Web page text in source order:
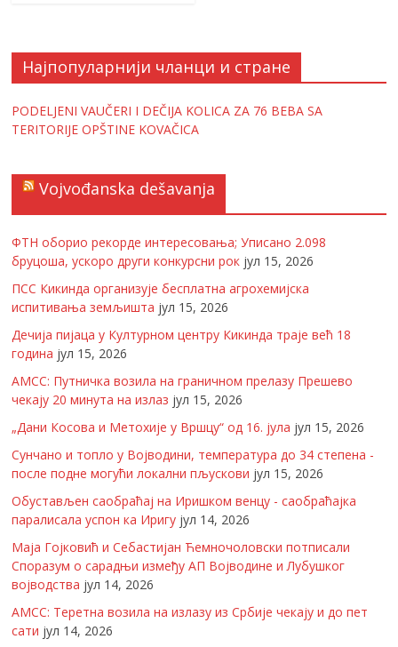
Најпопуларнији чланци и стране
PODELJENI VAUČERI I DEČIJA KOLICA ZA 76 BEBA SA
TERITORIJE OPŠTINE KOVAČICA
Vojvođanska dešavanja
ФТН оборио рекорде интересовања; Уписано 2.098
бруцоша, ускоро други конкурсни рок јул 15, 2026
ПСС Кикинда организује бесплатна агрохемијска
испитивања земљишта јул 15, 2026
Дечија пијаца у Културном центру Кикинда траје већ 18
година јул 15, 2026
АМСС: Путничка возила на граничном прелазу Прешево
чекају 20 минута на излаз јул 15, 2026
„Дани Косова и Метохије у Вршцу“ од 16. јула јул 15, 2026
Сунчано и топло у Војводини, температура до 34 степена -
после подне могући локални пљускови јул 15, 2026
Обустављен саобраћај на Иришком венцу - саобраћајка
паралисала успон ка Иригу јул 14, 2026
Маја Гојковић и Себастијан Ћемночоловски потписали
Споразум о сарадњи између АП Војводине и Лубушког
војводства јул 14, 2026
АМСС: Теретна возила на излазу из Србије чекају и до пет
сати јул 14, 2026